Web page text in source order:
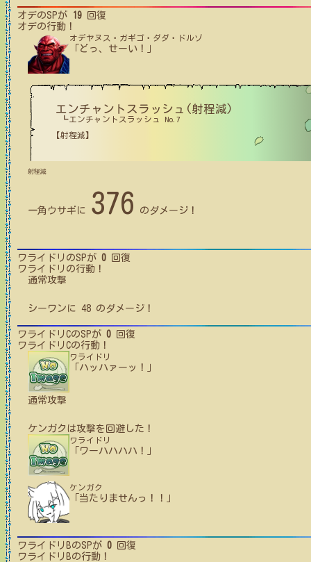
オデのSPが 19 回復
オデの行動！
オデヤヌス・ガギゴ・ダダ・ドルゾ
「どっ、せーい！」
エンチャントスラッシュ(射程減)
┗エンチャントスラッシュ No.7
【射程減】
射程減
一角ウサギ に 376 のダメージ！
ワライドリ のSPが 0 回復
ワライドリ の行動！
通常攻撃
シーワン に 48 のダメージ！
ワライドリCのSPが 0 回復
ワライドリCの行動！
ワライドリ
「ハッハァーッ！」
通常攻撃
ケンガク は攻撃を回避した！
ワライドリ
「ワーハハハハ！」
ケンガク
「当たりませんっ！！」
ワライドリBのSPが 0 回復
ワライドリBの行動！